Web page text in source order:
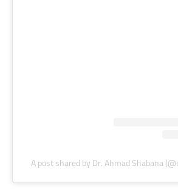
A post shared by Dr. Ahmad Shabana